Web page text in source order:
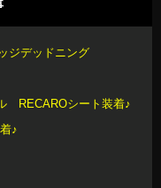
ジデッドニング
RECAROシート装着♪
♪